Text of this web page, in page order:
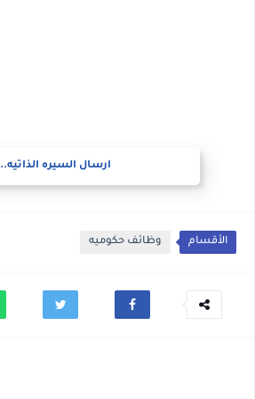
ارسال السيره الذاتيه..
الأقسام وظائف حكوميه